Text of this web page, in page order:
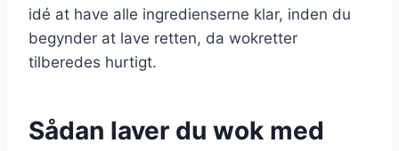
idé at have alle ingredienserne klar, inden du
begynder at lave retten, da wokretter
tilberedes hurtigt.
Sådan laver du wok med